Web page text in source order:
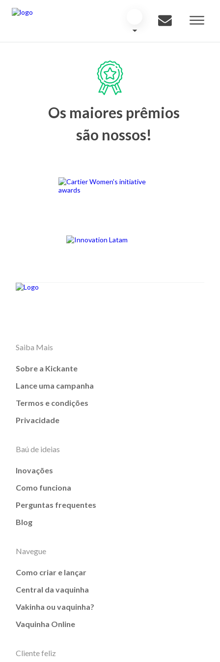
Os maiores prêmios
são nossos!
Saiba Mais
Sobre a Kickante
Lance uma campanha
Termos e condições
Privacidade
Baú de ideias
Inovações
Como funciona
Perguntas frequentes
Blog
Navegue
Como criar e lançar
Central da vaquinha
Vakinha ou vaquinha?
Vaquinha Online
Cliente feliz